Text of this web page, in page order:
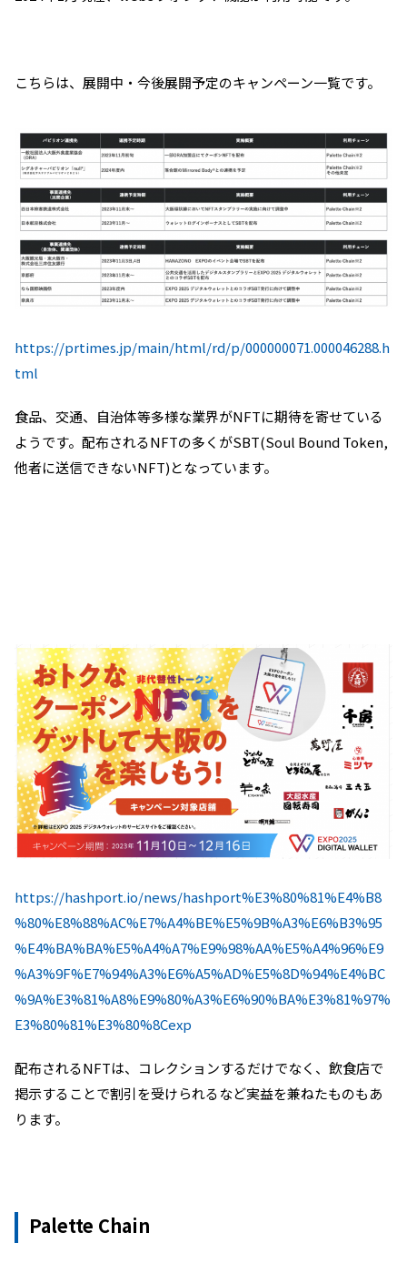
こちらは、展開中・今後展開予定のキャンペーン一覧です。
https://prtimes.jp/main/html/rd/p/000000071.000046288.h
tml
食品、交通、自治体等多様な業界がNFTに期待を寄せている
ようです。配布されるNFTの多くがSBT(Soul Bound Token,
他者に送信できないNFT)となっています。
https://hashport.io/news/hashport%E3%80%81%E4%B8
%80%E8%88%AC%E7%A4%BE%E5%9B%A3%E6%B3%95
%E4%BA%BA%E5%A4%A7%E9%98%AA%E5%A4%96%E9
%A3%9F%E7%94%A3%E6%A5%AD%E5%8D%94%E4%BC
%9A%E3%81%A8%E9%80%A3%E6%90%BA%E3%81%97%
E3%80%81%E3%80%8Cexp
配布されるNFTは、コレクションするだけでなく、飲食店で
掲示することで割引を受けられるなど実益を兼ねたものもあ
ります。
Palette Chain